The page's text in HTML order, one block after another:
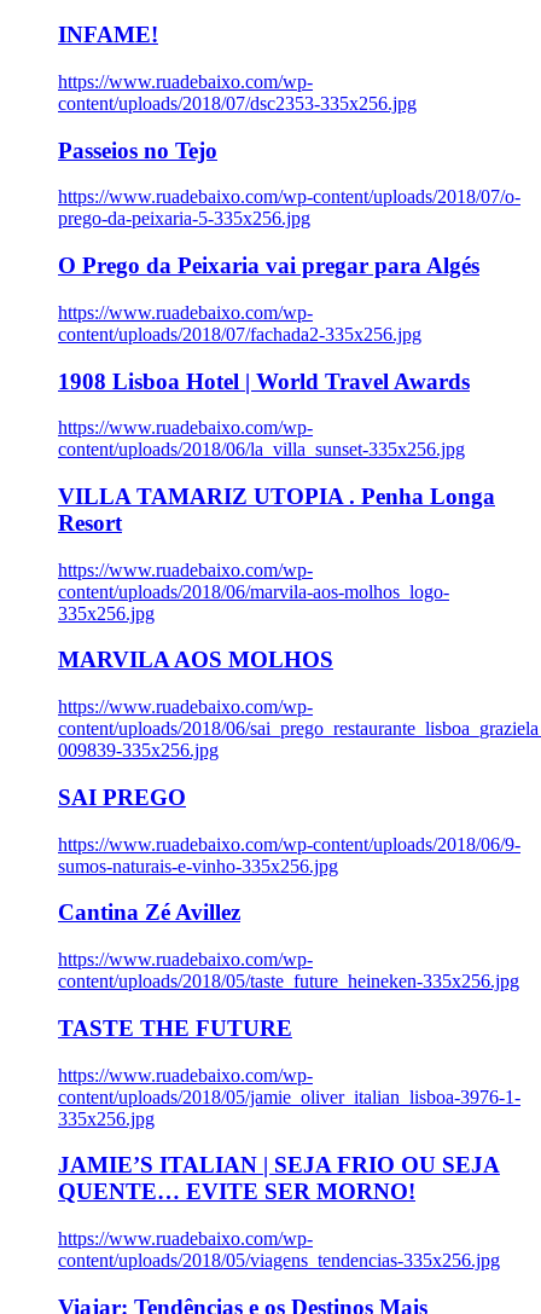
INFAME!
https://www.ruadebaixo.com/wp-
content/uploads/2018/07/dsc2353-335x256.jpg
Passeios no Tejo
https://www.ruadebaixo.com/wp-content/uploads/2018/07/o-
prego-da-peixaria-5-335x256.jpg
O Prego da Peixaria vai pregar para Algés
https://www.ruadebaixo.com/wp-
content/uploads/2018/07/fachada2-335x256.jpg
1908 Lisboa Hotel | World Travel Awards
https://www.ruadebaixo.com/wp-
content/uploads/2018/06/la_villa_sunset-335x256.jpg
VILLA TAMARIZ UTOPIA . Penha Longa
Resort
https://www.ruadebaixo.com/wp-
content/uploads/2018/06/marvila-aos-molhos_logo-
335x256.jpg
MARVILA AOS MOLHOS
https://www.ruadebaixo.com/wp-
content/uploads/2018/06/
009839-335x256.jpg
SAI PREGO
https://www.ruadebaixo.com/wp-content/uploads/2018/06/9-
sumos-naturais-e-vinho-335x256.jpg
Cantina Zé Avillez
https://www.ruadebaixo.com/wp-
content/uploads/2018/05/taste_future_heineken-335x256.jpg
TASTE THE FUTURE
https://www.ruadebaixo.com/wp-
content/uploads/2018/05/jamie_oliver_italian_lisboa-3976-1-
335x256.jpg
JAMIE’S ITALIAN | SEJA FRIO OU SEJA
QUENTE… EVITE SER MORNO!
https://www.ruadebaixo.com/wp-
content/uploads/2018/05/viagens_tendencias-335x256.jpg
Viajar: Tendências e os Destinos Mais